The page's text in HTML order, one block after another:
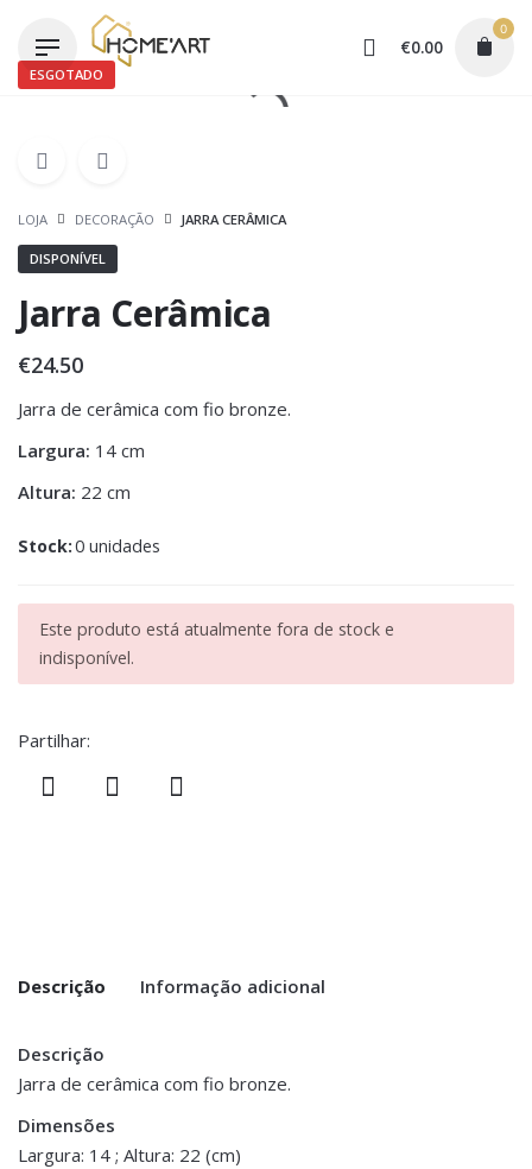
content
€0.00
0
ESGOTADO
LOJA DECORAÇÃO JARRA CERÂMICA
DISPONÍVEL
Jarra Cerâmica
€24.50
Jarra de cerâmica com fio bronze.
Largura: 14 cm
Altura: 22 cm
Stock:0 unidades
Este produto está atualmente fora de stock e
indisponível.
Partilhar:
Descrição Informação adicional
Descrição
Jarra de cerâmica com fio bronze.
Dimensões
Largura: 14 ; Altura: 22 (cm)
Peso 0.500 kg
Dimensões